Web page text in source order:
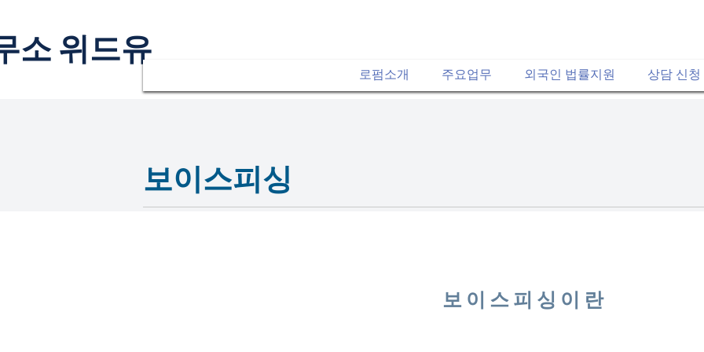
소 위드유
로펌소개 주요업무 외국인 법률지원 상담 신청
보이스피싱
보이스피싱이란